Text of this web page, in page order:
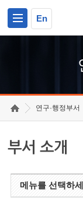
En
연구·행정부서
부서 소개
메뉴를 선택하